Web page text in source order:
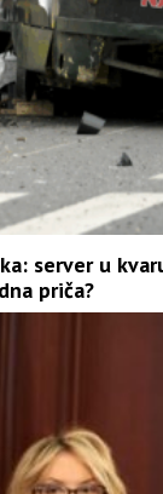
server u
priča?